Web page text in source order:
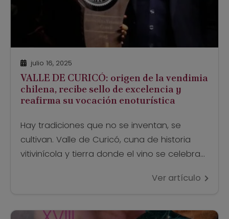
julio 16, 2025
VALLE DE CURICÓ: origen de la vendimia
chilena, recibe sello de excelencia y
reafirma su vocación enoturística
Hay tradiciones que no se inventan, se
cultivan. Valle de Curicó, cuna de historia
vitivinícola y tierra donde el vino se celebra
Buenas Prácticas “Vendimias de Chile” 2025,
reconocimiento a su excelencia
Ver artículo